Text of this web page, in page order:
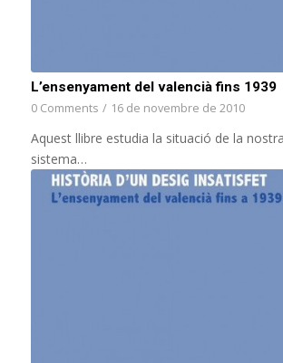
L’ensenyament del valencià fins 1939
0 Comments / 16 de novembre de 2010
Aquest llibre estudia la situació de la
sistema…